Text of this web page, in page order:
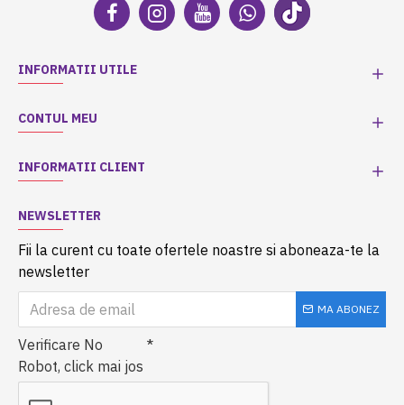
INFORMATII UTILE
CONTUL MEU
INFORMATII CLIENT
NEWSLETTER
Fii la curent cu toate ofertele noastre si aboneaza-te la
newsletter
MA ABONEZ
Verificare No
Robot, click mai jos